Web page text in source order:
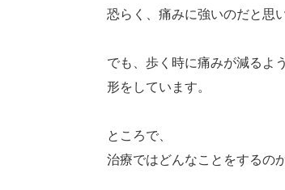
恐らく、痛みに強いのだと思
でも、歩く時に痛みが減るよ
形をしています。
ところで、
治療ではどんなことをするの